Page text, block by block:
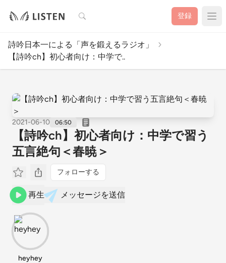
検索 登録
詩吟日本一による「声を鍛えるラジオ」
【詩吟ch】初心者向け：中学で..
2021-06-10 06:50
【詩吟ch】初心者向け：中学で習う
五言絶句＜春暁＞
フォローする
再生 メッセージを送信
heyhey